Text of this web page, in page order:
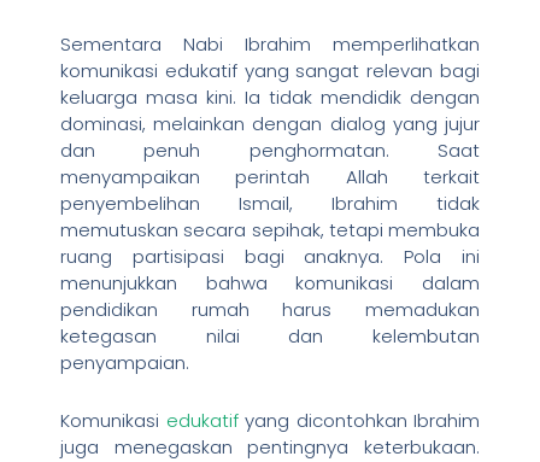
Sementara Nabi Ibrahim memperlihatkan
komunikasi edukatif yang sangat relevan bagi
keluarga masa kini. Ia tidak mendidik dengan
dominasi, melainkan dengan dialog yang jujur
dan penuh penghormatan. Saat
menyampaikan perintah Allah terkait
penyembelihan Ismail, Ibrahim tidak
memutuskan secara sepihak, tetapi membuka
ruang partisipasi bagi anaknya. Pola ini
menunjukkan bahwa komunikasi dalam
pendidikan rumah harus memadukan
ketegasan nilai dan kelembutan
penyampaian.
Komunikasi edukatif yang dicontohkan Ibrahim
juga menegaskan pentingnya keterbukaan.